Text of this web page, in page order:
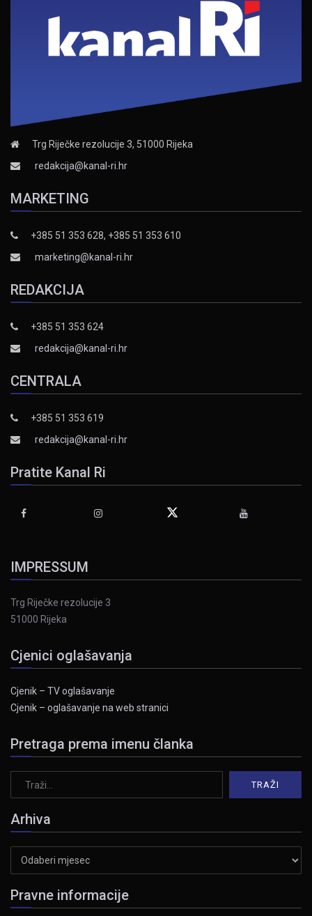
Trg Riječke rezolucije 3, 51000 Rijeka
redakcija@kanal-ri.hr
MARKETING
+385 51 353 628, +385 51 353 610
marketing@kanal-ri.hr
REDAKCIJA
+385 51 353 624
redakcija@kanal-ri.hr
CENTRALA
+385 51 353 619
redakcija@kanal-ri.hr
Pratite Kanal Ri
IMPRESSUM
Trg Riječke rezolucije 3
51000 Rijeka
Cjenici oglašavanja
Cjenik – TV oglašavanje
Cjenik – oglašavanje na web stranici
Pretraga prema imenu članka
Arhiva
Pravne informacije